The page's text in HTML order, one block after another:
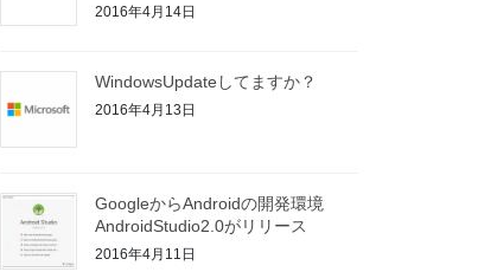
2016年4月14日
WindowsUpdateしてますか？
2016年4月13日
GoogleからAndroidの開発環境
AndroidStudio2.0がリリース
2016年4月11日